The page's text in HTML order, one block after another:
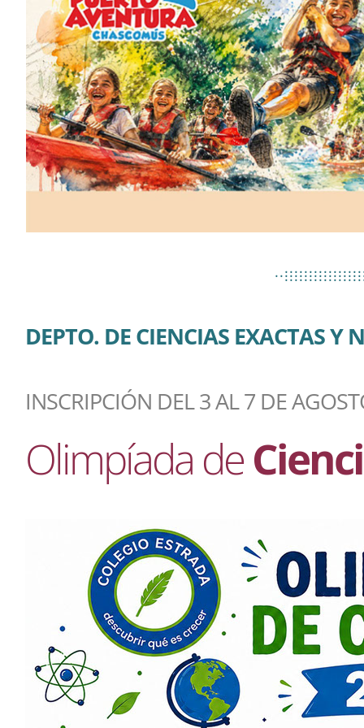
DEPTO. DE CIENCIAS EXACTAS Y
INSCRIPCIÓN DEL 3 AL 7 DE
Olimpíada de